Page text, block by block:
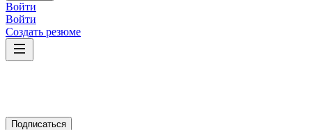
Войти
Войти
Создать резюме
Подписаться